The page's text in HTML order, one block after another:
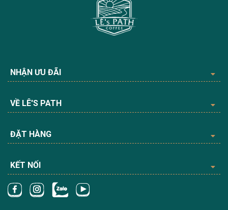
NHẬN ƯU ĐÃI
VỀ LÊ'S PATH
ĐẶT HÀNG
KẾT NỐI